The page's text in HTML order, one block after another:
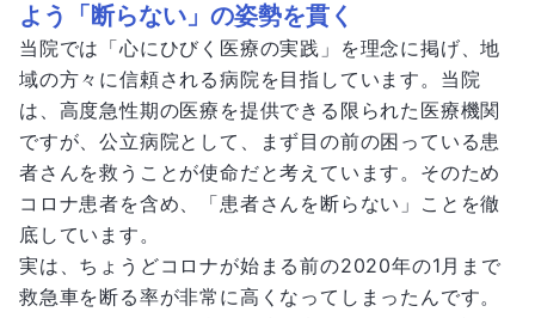
よう「断らない」の姿勢を貫く
当院では「心にひびく医療の実践」を理念に掲げ、地
域の方々に信頼される病院を目指しています。当院
は、高度急性期の医療を提供できる限られた医療機関
ですが、公立病院として、まず目の前の困っている患
者さんを救うことが使命だと考えています。そのため
コロナ患者を含め、「患者さんを断らない」ことを徹
底しています。
実は、ちょうどコロナが始まる前の2020年の1月まで
救急車を断る率が非常に高くなってしまったんです。